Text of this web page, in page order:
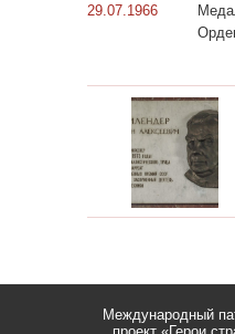
29.07.1966
Международный